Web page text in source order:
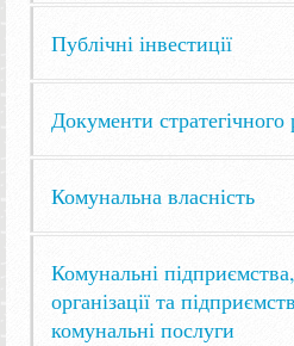
Публічні інвестиції
Документи стратегічного
Комунальна власність
Комунальні
організації та
комунальні послуги